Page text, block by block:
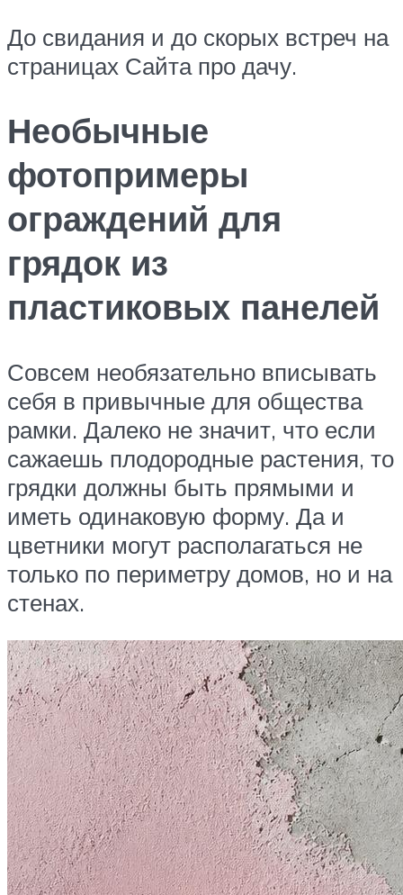
До свидания и до скорых встреч на
страницах Сайта про дачу.
Необычные
фотопримеры
ограждений для
грядок из
пластиковых панелей
Совсем необязательно вписывать
себя в привычные для общества
рамки. Далеко не значит, что если
сажаешь плодородные растения, то
грядки должны быть прямыми и
иметь одинаковую форму. Да и
цветники могут располагаться не
только по периметру домов, но и на
стенах.